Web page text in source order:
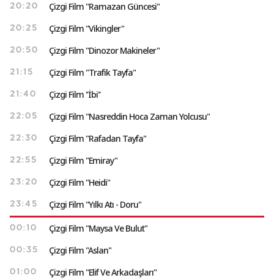
20:20 Çizgi Film "Ramazan Güncesi"
20:25 Çizgi Film "Vikingler"
20:50 Çizgi Film "Dinozor Makineler"
21:15 Çizgi Film "Trafik Tayfa"
21:40 Çizgi Film ''İbi''
22:05 Çizgi Film "Nasreddin Hoca Zaman Yolcusu"
22:30 Çizgi Film "Rafadan Tayfa"
22:55 Çizgi Film "Emiray"
23:20 Çizgi Film "Heidi"
23:45 Çizgi Film "Yılkı Atı - Doru"
00:10 Çizgi Film "Maysa Ve Bulut"
00:35 Çizgi Film "Aslan"
01:00 Çizgi Film "Elif Ve Arkadaşları"